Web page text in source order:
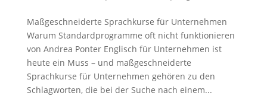
Maßgeschneiderte Sprachkurse für Unternehmen
Warum Standardprogramme oft nicht funktionieren
von Andrea Ponter Englisch für Unternehmen ist
heute ein Muss – und maßgeschneiderte
Sprachkurse für Unternehmen gehören zu den
Schlagworten, die bei der Suche nach einem...